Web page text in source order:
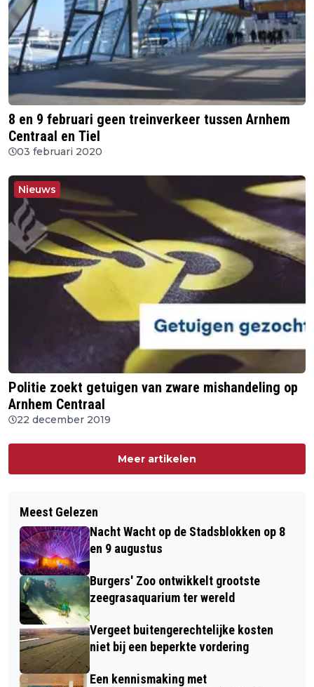
8 en 9 februari geen treinverkeer tussen Arnhem
Centraal en Tiel
03 februari 2020
Nieuws
Politie zoekt getuigen van zware mishandeling op
Arnhem Centraal
22 december 2019
Meer artikelen
Meest Gelezen
Nacht Wacht op de Stadsblokken op 8
en 9 augustus
Burgers' Zoo ontwikkelt grootste
zeegrasaquarium ter wereld
Vergeet buitengerechtelijke kosten
niet bij een beperkte vordering
Een kennismaking met